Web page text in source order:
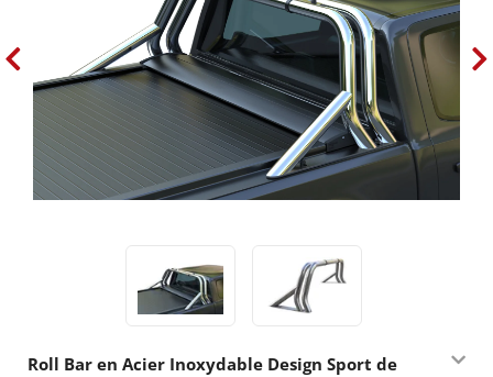
Roll Bar en Acier Inoxydable Design Sport de